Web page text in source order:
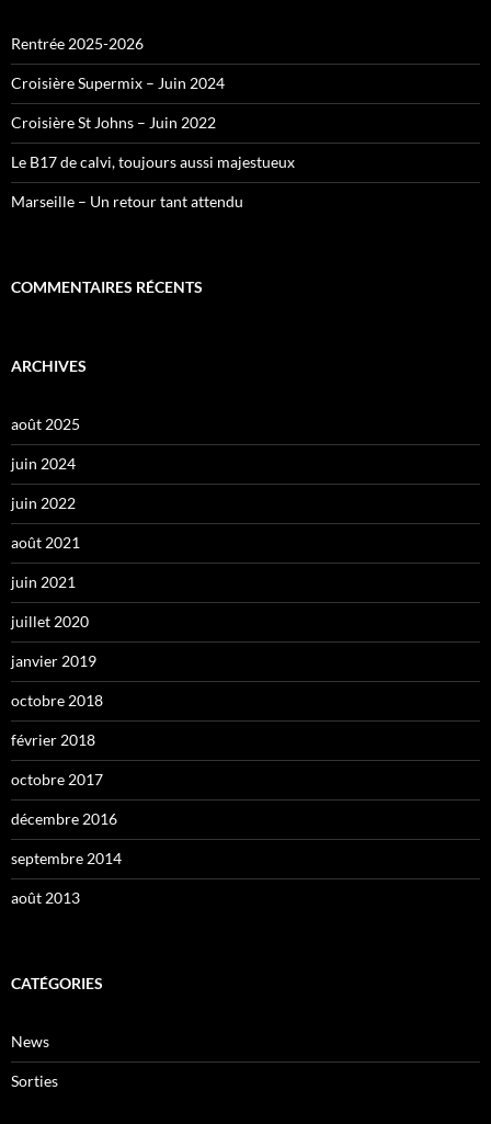
Rentrée 2025-2026
Croisière Supermix – Juin 2024
Croisière St Johns – Juin 2022
Le B17 de calvi, toujours aussi majestueux
Marseille – Un retour tant attendu
COMMENTAIRES RÉCENTS
ARCHIVES
août 2025
juin 2024
juin 2022
août 2021
juin 2021
juillet 2020
janvier 2019
octobre 2018
février 2018
octobre 2017
décembre 2016
septembre 2014
août 2013
CATÉGORIES
News
Sorties